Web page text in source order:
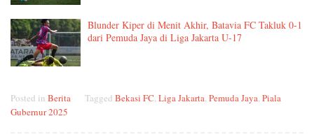
Blunder Kiper di Menit Akhir, Batavia FC Takluk 0-1
dari Pemuda Jaya di Liga Jakarta U-17
Posted in Berita Tagged Bekasi FC, Liga Jakarta, Pemuda Jaya, Piala
Gubernur 2025